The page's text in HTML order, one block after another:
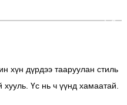
хүн дүрдээ тааруулан стиль
хууль. Үс нь ч үүнд хамаатай.